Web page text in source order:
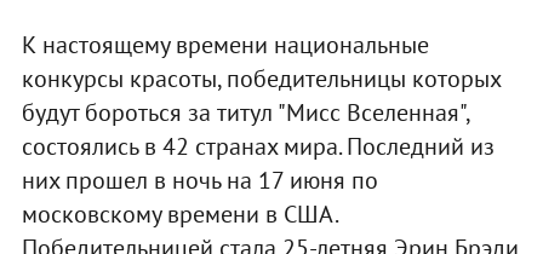
К настоящему времени национальные
конкурсы красоты, победительницы которых
будут бороться за титул "Мисс Вселенная",
состоялись в 42 странах мира. Последний из
них прошел в ночь на 17 июня по
московскому времени в США.